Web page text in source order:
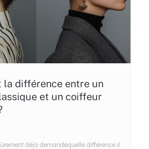
la différence entre un
et un coiffeur
déjà demandéquelle différence il